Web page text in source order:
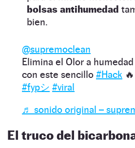
bolsas antihumedad
bien.
@supremoclean
Elimina el Olor a
con este sencillo #Hack
#fypシ #viral
♬ sonido original –
El truco del